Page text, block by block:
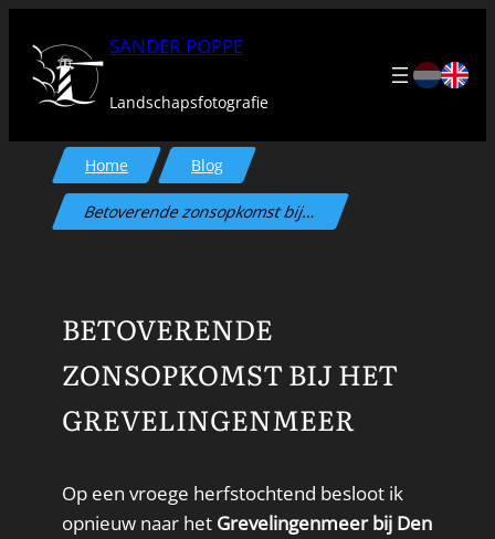
naar
inhoud
SANDER POPPE
Landschapsfotografie
Home Blog
Betoverende zonsopkomst bij…
BETOVERENDE
ZONSOPKOMST BIJ HET
GREVELINGENMEER
Op een vroege herfstochtend besloot ik
opnieuw naar het Grevelingenmeer bij Den